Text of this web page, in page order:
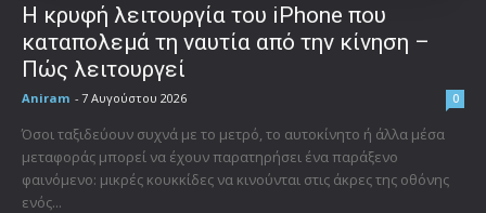
Η κρυφή λειτουργία του iPhone που
καταπολεμά τη ναυτία από την κίνηση –
Πώς λειτουργεί
Aniram - 7 Αυγούστου 2026 0
Όσοι ταξιδεύουν συχνά με το μετρό, το αυτοκίνητο ή άλλα μέσα
μεταφοράς μπορεί να έχουν παρατηρήσει ένα παράξενο
φαινόμενο: μικρές κουκκίδες να κινούνται στις άκρες της οθόνης
ενός...